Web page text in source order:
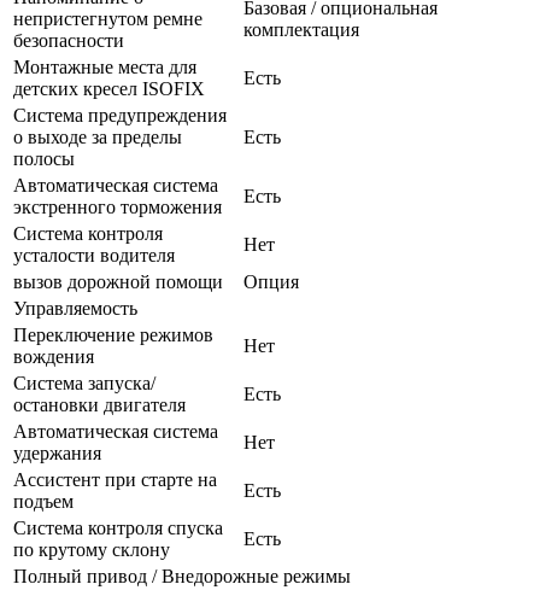
непристегнутом ремне
безопасности
Базовая / опциональная
комплектация
Монтажные места для
детских кресел ISOFIX
Есть
Система предупреждения
о выходе за пределы
полосы
Есть
Автоматическая система
экстренного торможения
Есть
Система контроля
усталости водителя
Нет
вызов дорожной помощи
Опция
Управляемость
Переключение режимов
вождения
Нет
Система запуска/
остановки двигателя
Есть
Автоматическая система
удержания
Нет
Ассистент при старте на
подъем
Есть
Система контроля спуска
по крутому склону
Есть
Полный привод / Внедорожные режимы